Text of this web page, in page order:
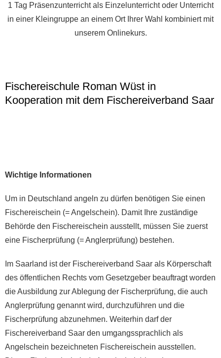
1 Tag Präsenzunterricht als Einzelunterricht oder Unterricht
in einer Kleingruppe an einem Ort Ihrer Wahl kombiniert mit
unserem Onlinekurs.
Fischereischule Roman Wüst in
Kooperation mit dem Fischereiverband Saar
Wichtige Informationen
Um in Deutschland angeln zu dürfen benötigen Sie einen
Fischereischein (= Angelschein). Damit Ihre zuständige
Behörde den Fischereischein ausstellt, müssen Sie zuerst
eine Fischerprüfung (= Anglerprüfung) bestehen.
Im Saarland ist der Fischereiverband Saar als Körperschaft
des öffentlichen Rechts vom Gesetzgeber beauftragt worden
die Ausbildung zur Ablegung der Fischerprüfung, die auch
Anglerprüfung genannt wird, durchzuführen und die
Fischerprüfung abzunehmen. Weiterhin darf der
Fischereiverband Saar den umgangssprachlich als
Angelschein bezeichneten Fischereischein ausstellen.